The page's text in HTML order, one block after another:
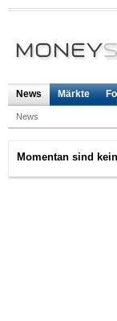
News Märkte
News
Momentan sind